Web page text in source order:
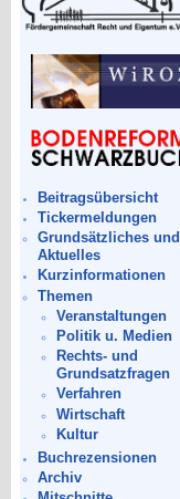
Beitragsübersicht
Tickermeldungen
Grundsätzliches und
Aktuelles
Kurzinformationen
Themen
Veranstaltungen
Politik u. Medien
Rechts- und
Grundsatzfragen
Verfahren
Wirtschaft
Kultur
Buchrezensionen
Archiv